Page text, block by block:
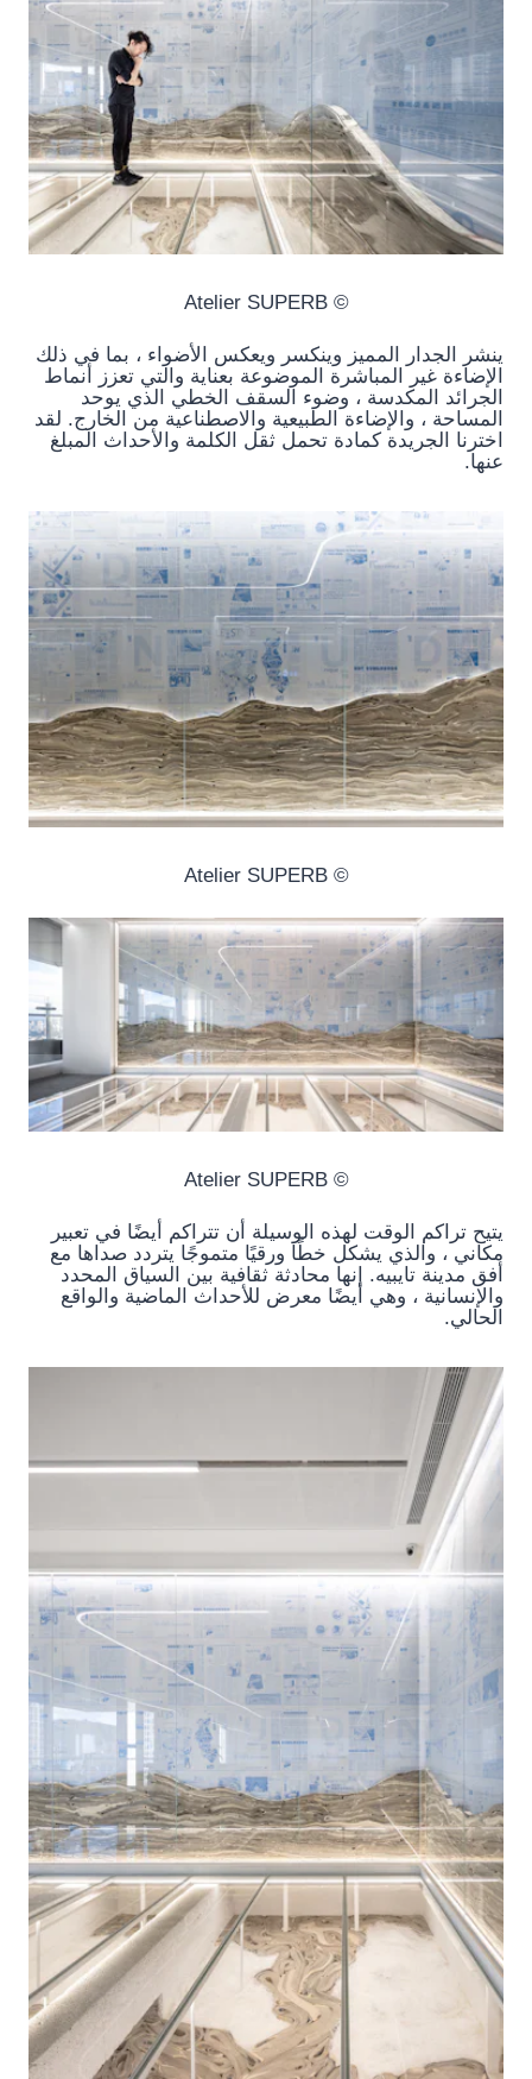
© Atelier SUPERB
ينشر الجدار المميز وينكسر ويعكس الأضواء ، بما في ذلك
الإضاءة غير المباشرة الموضوعة بعناية والتي تعزز أنماط
الجرائد المكدسة ، وضوء السقف الخطي الذي يوحد
المساحة ، والإضاءة الطبيعية والاصطناعية من الخارج. لقد
اخترنا الجريدة كمادة تحمل ثقل الكلمة والأحداث المبلغ
عنها.
© Atelier SUPERB
© Atelier SUPERB
يتيح تراكم الوقت لهذه الوسيلة أن تتراكم أيضًا في تعبير
مكاني ، والذي يشكل خطًا ورقيًا متموجًا يتردد صداها مع
أفق مدينة تايبيه. إنها محادثة ثقافية بين السياق المحدد
والإنسانية ، وهي أيضًا معرض للأحداث الماضية والواقع
الحالي.